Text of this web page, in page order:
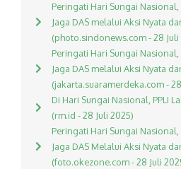
Peringati Hari Sungai Nasional,
Jaga DAS melalui Aksi Nyata
(photo.sindonews.com - 28 Juli
Peringati Hari Sungai Nasional,
Jaga DAS melalui Aksi Nyata
(jakarta.suaramerdeka.com -
Di Hari Sungai Nasional, PPLI
(rm.id - 28 Juli 2025)
Peringati Hari Sungai Nasional,
Jaga DAS Melalui Aksi Nyata
(foto.okezone.com - 28 Juli